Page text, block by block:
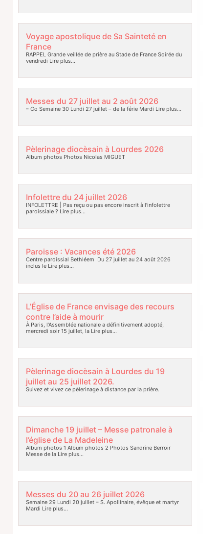
Voyage apostolique de Sa Sainteté en
France
RAPPEL Grande veillée de prière au Stade de France Soirée du
vendredi Lire plus…
Messes du 27 juillet au 2 août 2026
– Co Semaine 30 Lundi 27 juillet – de la férie Mardi Lire plus…
Pèlerinage diocèsain à Lourdes 2026
Album photos Photos Nicolas MIGUET
Infolettre du 24 juillet 2026
INFOLETTRE | Pas reçu ou pas encore inscrit à l’infolettre
paroissiale ? Lire plus…
Paroisse : Vacances été 2026
Centre paroissial Bethléem Du 27 juillet au 24 août 2026
inclus leLire plus…
L’Église de France envisage des recours
contre l’aide à mourir
À Paris, l’Assemblée nationale a définitivement adopté,
mercredi soir 15 juillet, laLire plus…
Pèlerinage diocèsain à Lourdes du 19
juillet au 25 juillet 2026.
Suivez et vivez ce pèlerinage à distance par la prière.
Dimanche 19 juillet – Messe patronale à
l’église de La Madeleine
Album photos 1 Album photos 2 Photos Sandrine Berroir
Messe de laLire plus…
Messes du 20 au 26 juillet 2026
Semaine 29 Lundi 20 juillet – S. Apollinaire, évêque et martyr
Mardi Lire plus…